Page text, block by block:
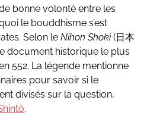
bonne volonté entre les
le bouddhisme s’est
Selon leNihon Shoki(日本
document historique le plus
552. La légende mentionne
pour savoir si le
divisés sur la question,
.